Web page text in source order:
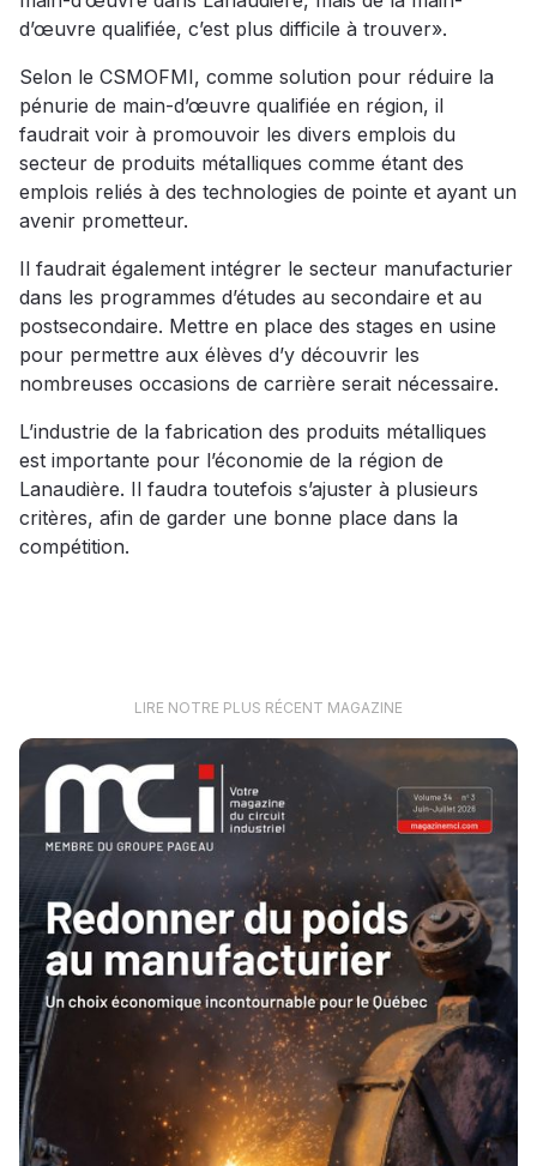
d’œuvre qualifiée, c’est plus difficile à trouver».
Selon le CSMOFMI, comme solution pour réduire la
pénurie de main-d’œuvre qualifiée en région, il
faudrait voir à promouvoir les divers emplois du
secteur de produits métalliques comme étant des
emplois reliés à des technologies de pointe et ayant un
avenir prometteur.
Il faudrait également intégrer le secteur manufacturier
dans les programmes d’études au secondaire et au
postsecondaire. Mettre en place des stages en usine
pour permettre aux élèves d’y découvrir les
nombreuses occasions de carrière serait nécessaire.
L’industrie de la fabrication des produits métalliques
est importante pour l’économie de la région de
Lanaudière. Il faudra toutefois s’ajuster à plusieurs
critères, afin de garder une bonne place dans la
compétition.
LIRE NOTRE PLUS RÉCENT MAGAZINE